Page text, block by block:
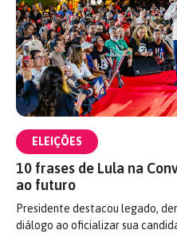
ELEIÇÕES
10 frases de Lula na
ao futuro
Presidente destacou legado,
diálogo ao oficializar sua